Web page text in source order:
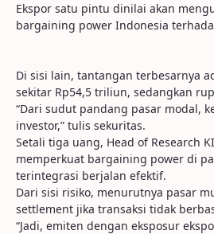
Ekspor satu pintu dinilai akan
bargaining power Indonesia
Di sisi lain, tantangan terbesarnya
sekitar Rp54,5 triliun, sedangkan
“Dari sudut pandang pasar modal,
investor,” tulis sekuritas.
Setali tiga uang, Head of Research
memperkuat bargaining power di
terintegrasi berjalan efektif.
Dari sisi risiko, menurutnya pasar
settlement jika transaksi tidak
“Jadi, emiten dengan eksposur